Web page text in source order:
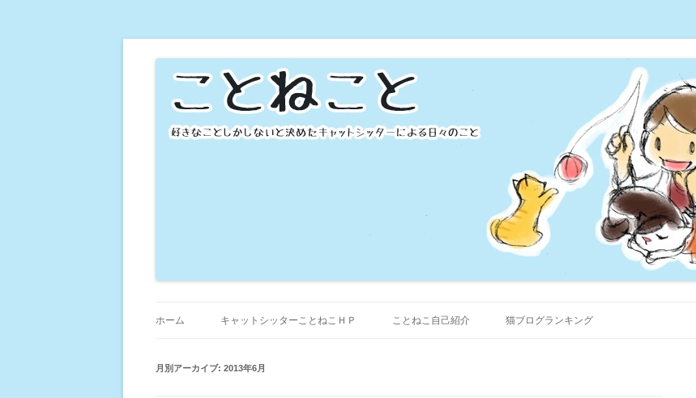
横浜の猫専門ペットシッターのブログ 『ことねこと』
ホーム キャットシッターことねこＨＰ ことねこ自己紹介 猫ブログランキング
月別アーカイブ: 2013年6月